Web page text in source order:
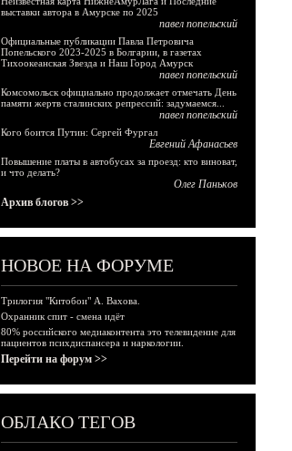
выставки автора в Амурске по 2025
павел попельский
Официальные публикации Павла Петровича
Попельского 2023-2025 в Болгарии, в газетах
Тихоокеанская Звезда и Наш Город Амурск
павел попельский
Комсомольск официально продолжает отмечать День
памяти жертв сталинских репрессий: задумаемся...
павел попельский
Кого боится Путин: Сергей Фургал
Евгений Афанасьев
Повышение платы в автобусах за проезд: кто виноват,
и что делать?
Олег Паньков
Архив блогов >>
НОВОЕ НА ФОРУМЕ
Трилогия "Китобои" А. Вахова.
Охранник спит - смена идёт
80% российского медиаконтента это телевидение для
пациентов психдиспансера и наркологии.
Перейти на форум >>
ОБЛАКО ТЕГОВ